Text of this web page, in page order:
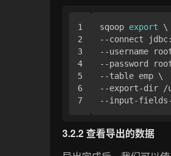
1
2
3
4
5
6
sqoop export \
--connect
--username
--password
--table emp \
--export-dir /
--input-fields-
3.2.2 查看导出的数据